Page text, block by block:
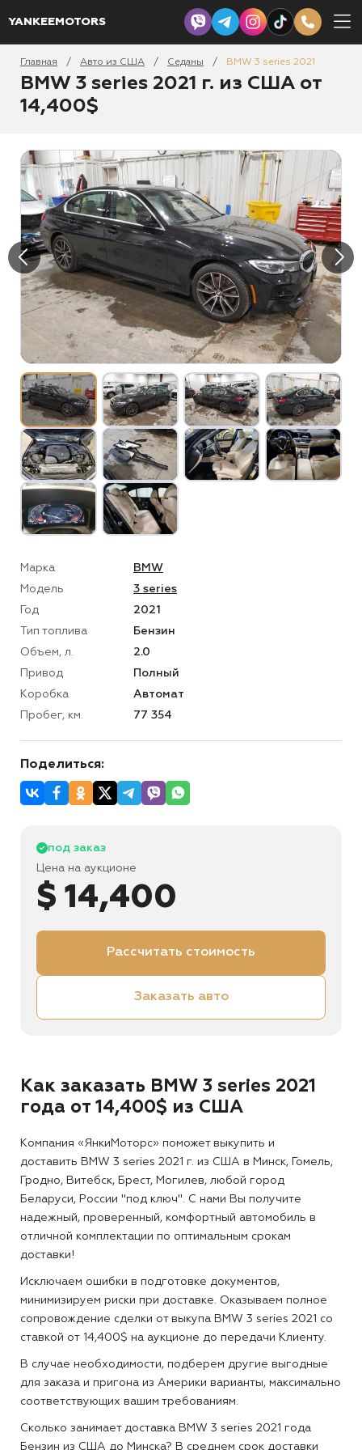
YANKEEMOTORS
Главная / Авто из США / Седаны / BMW 3 series 2021
BMW 3 series 2021 г. из США от
14,400$
Марка
BMW
Модель
3 series
Год
2021
Тип топлива
Бензин
Объем, л.
2.0
Привод
Полный
Коробка
Автомат
Пробег, км.
77 354
Поделиться:
под заказ
Цена на аукционе
$ 14,400
Рассчитать стоимость
Заказать авто
Как заказать BMW 3 series 2021
года от 14,400$ из США
Компания «ЯнкиМоторс» поможет выкупить и
доставить BMW 3 series 2021 г. из США в Минск, Гомель,
Гродно, Витебск, Брест, Могилев, любой город
Беларуси, России "под ключ". С нами Вы получите
надежный, проверенный, комфортный автомобиль в
отличной комплектации по оптимальным срокам
доставки!
Исключаем ошибки в подготовке документов,
минимизируем риски при доставке. Оказываем полное
сопровождение сделки от выкупа BMW 3 series 2021 со
ставкой от 14,400$ на аукционе до передачи Клиенту.
В случае необходимости, подберем другие выгодные
для заказа и пригона из Америки варианты, максимально
соответствующих вашим требованиям.
Сколько занимает доставка BMW 3 series 2021 года
Бензин из США до Минска? В среднем срок доставки